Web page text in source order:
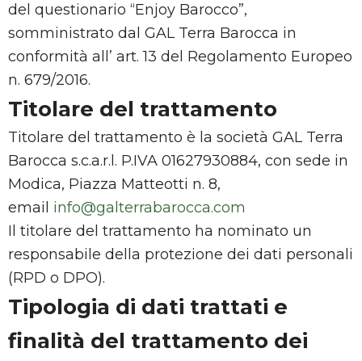
del questionario “Enjoy Barocco”,
somministrato dal GAL Terra Barocca in
conformità all’ art. 13 del Regolamento Europeo
n. 679/2016.
Titolare del trattamento
Titolare del trattamento è la società GAL Terra
Barocca s.c.a.r.l. P.IVA 01627930884, con sede in
Modica, Piazza Matteotti n. 8,
email info@galterrabarocca.com
Il titolare del trattamento ha nominato un
responsabile della protezione dei dati personali
(RPD o DPO).
Tipologia di dati trattati e
finalità del trattamento dei